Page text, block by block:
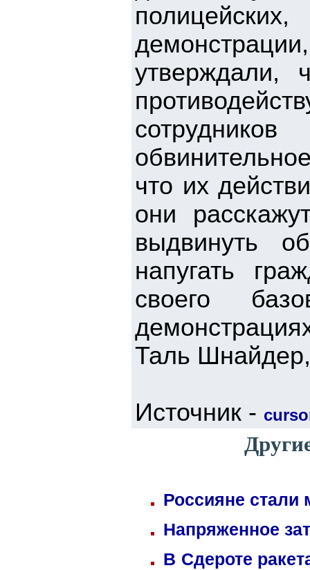
утверждали,
что их
они
выдвинуть
напугать
своего
Таль
Источник -
Россияне стали
Напряженное
В Сдероте